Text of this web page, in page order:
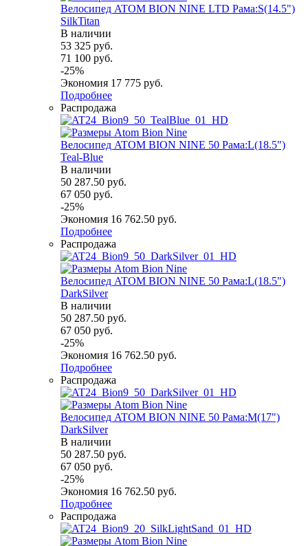
Велосипед ATOM BION NINE LTD Рама:S(14.5")
SilkTitan
В наличии
53 325 руб.
71 100 руб.
-25%
Экономия 17 775 руб.
Подробнее
Распродажа
Велосипед ATOM BION NINE 50 Рама:L(18.5")
Teal-Blue
В наличии
50 287.50 руб.
67 050 руб.
-25%
Экономия 16 762.50 руб.
Подробнее
Распродажа
Велосипед ATOM BION NINE 50 Рама:L(18.5")
DarkSilver
В наличии
50 287.50 руб.
67 050 руб.
-25%
Экономия 16 762.50 руб.
Подробнее
Распродажа
Велосипед ATOM BION NINE 50 Рама:M(17")
DarkSilver
В наличии
50 287.50 руб.
67 050 руб.
-25%
Экономия 16 762.50 руб.
Подробнее
Распродажа